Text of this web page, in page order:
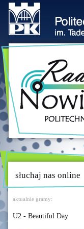
słuchaj nas online
aktualnie gramy:
U2 - Beautiful Day